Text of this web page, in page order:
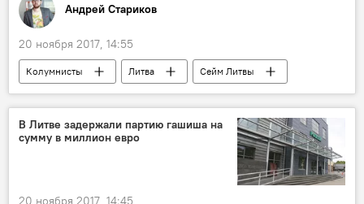
Андрей Стариков
20 ноября 2017, 14:55
Колумнисты Литва
Сейм Литвы
акт Магнитского
В Литве задержали партию гашиша на
сумму в миллион евро
20 ноября 2017, 14:45